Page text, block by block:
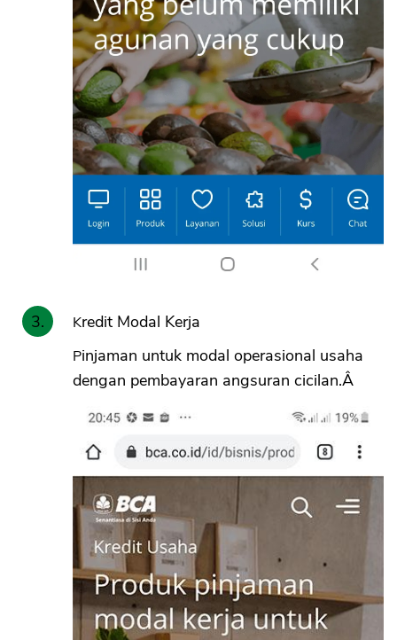
Kredit Modal Kerja
Pinjaman untuk modal operasional usaha
dengan pembayaran angsuran cicilan.Â